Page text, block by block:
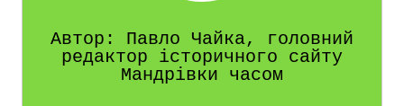
Автор: Павло Чайка, головний
редактор історичного сайту
Мандрівки часом